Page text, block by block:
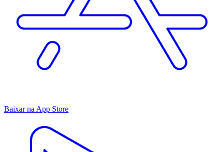
Baixar na App Store